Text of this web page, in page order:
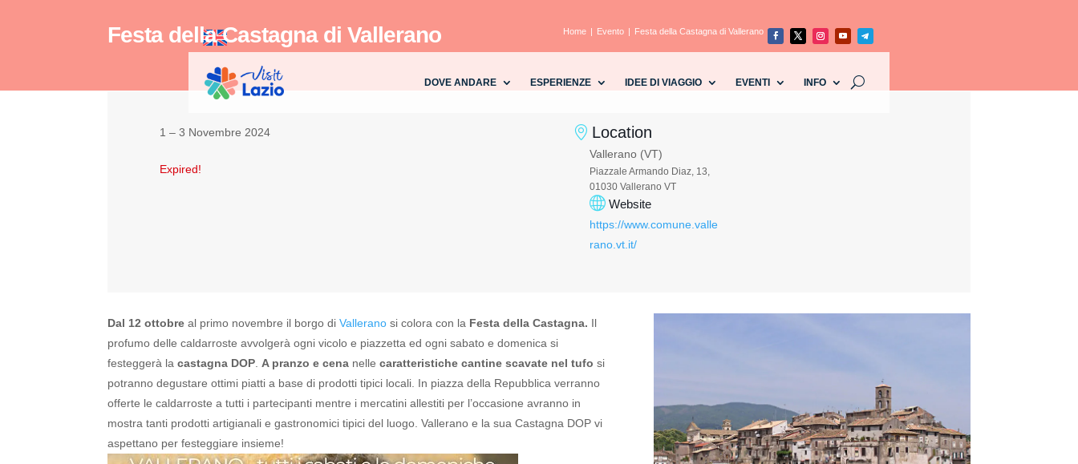
DOVE ANDARE ESPERIENZE IDEE DI VIAGGIO EVENTI INFO
Festa della Castagna di Vallerano Home Evento Festa della Castagna di Vallerano
1 – 3 Novembre 2024
Expired!
Location
Vallerano (VT)
Piazzale Armando Diaz, 13,
01030 Vallerano VT
Website
https://www.comune.valle
rano.vt.it/
Dal 12 ottobre al primo novembre il borgo diVallerano si colora con la Festa della Castagna. Il
profumo delle caldarroste avvolgerà ogni vicolo e piazzetta ed ogni sabato e domenica si
festeggerà lacastagna DOP. A pranzo e cena nellecaratteristiche cantine scavate nel tufo si
potranno degustare ottimi piatti a base di prodotti tipici locali. In piazza della Repubblica verranno
offerte le caldarroste a tutti i partecipanti mentre i mercatini allestiti per l’occasione avranno in
mostra tanti prodotti artigianali e gastronomici tipici del luogo. Vallerano e la sua Castagna DOP vi
aspettano per festeggiare insieme!